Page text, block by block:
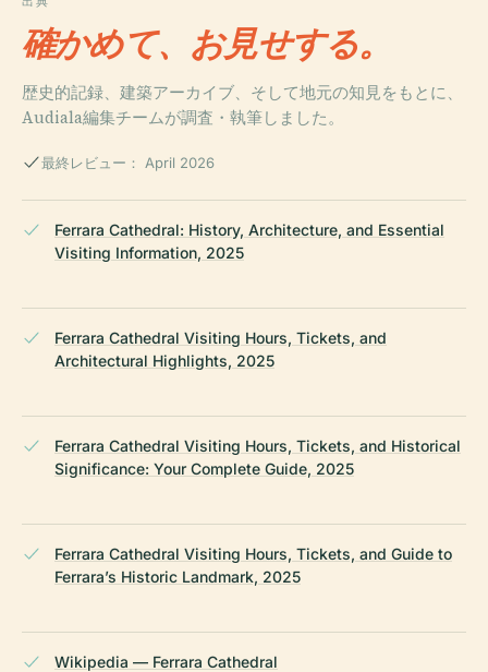
確かめて、お見せする。
歴史的記録、建築アーカイブ、そして地元の知見をもとに、
Audiala編集チームが調査・執筆しました。
最終レビュー： April 2026
Ferrara Cathedral: History, Architecture, and Essential
Visiting Information, 2025
Ferrara Cathedral Visiting Hours, Tickets, and
Architectural Highlights, 2025
Ferrara Cathedral Visiting Hours, Tickets, and Historical
Significance: Your Complete Guide, 2025
Ferrara Cathedral Visiting Hours, Tickets, and Guide to
Ferrara’s Historic Landmark, 2025
Wikipedia — Ferrara Cathedral